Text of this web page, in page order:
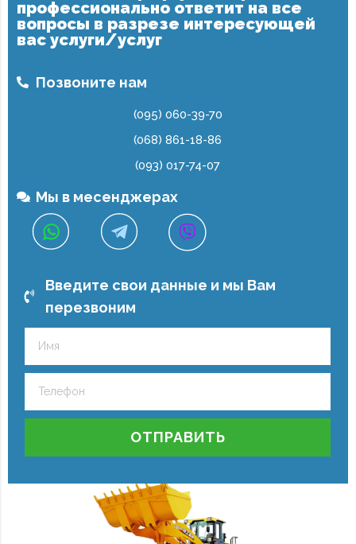
профессионально ответит на все
вопросы в разрезе интересующей
вас услуги/услуг
Позвоните нам
(095) 060-39-70
(068) 861-18-86
(093) 017-74-07
Мы в месенджерах
Введите свои данные и мы Вам
перезвоним
ОТПРАВИТЬ